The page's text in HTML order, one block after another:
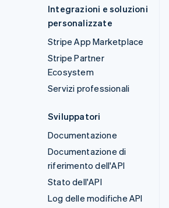
Integrazioni e soluzioni
personalizzate
Stripe App Marketplace
Stripe Partner
Ecosystem
Servizi professionali
Sviluppatori
Documentazione
Documentazione di
riferimento dell'API
Stato dell'API
Log delle modifiche API